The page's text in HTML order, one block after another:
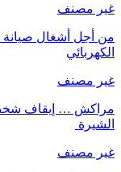
غير مصنف
من أجل أشغال صيانة
الكهربائي
غير مصنف
مراكش … إيقاف شخص
الشيرة
غير مصنف